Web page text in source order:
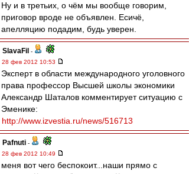
Ну и в третьих, о чём мы вообще говорим,
приговор вроде не объявлен. Есичё,
апелляцию подадим, будь уверен.
SlavaFil -
28 фев 2012 10:53
Эксперт в области международного уголовного
права профессор Высшей школы экономики
Александр Шаталов комментирует ситуацию с
Эменике:
http://www.izvestia.ru/news/516713
Pafnuti -
28 фев 2012 10:49
меня вот чего беспокоит...наши прямо с